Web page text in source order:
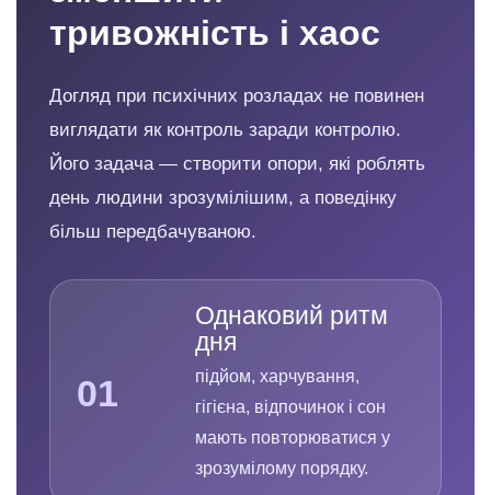
тривожність і хаос
Догляд при психічних розладах не повинен
виглядати як контроль заради контролю.
Його задача — створити опори, які роблять
день людини зрозумілішим, а поведінку
більш передбачуваною.
01
Однаковий ритм
дня
підйом, харчування,
гігієна, відпочинок і сон
мають повторюватися у
зрозумілому порядку.